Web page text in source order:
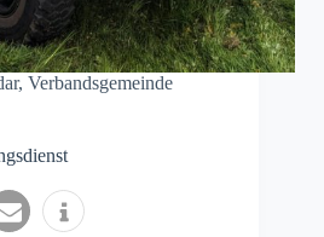
, Verbandsgemeinde